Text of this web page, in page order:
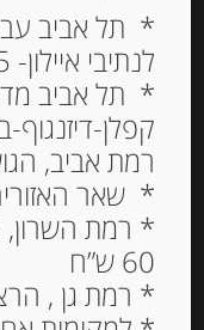
DE
* תל אביב
לנתיבי איילון- 45 ש”ח
* תל אביב
קפלן-
רמת אביב, הגוש
* שאר האזורים
* רמת השרון,
60 ש”ח
* רמת גן ,